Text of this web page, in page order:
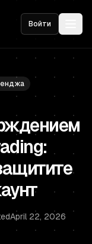
Войти
April 22, 2026